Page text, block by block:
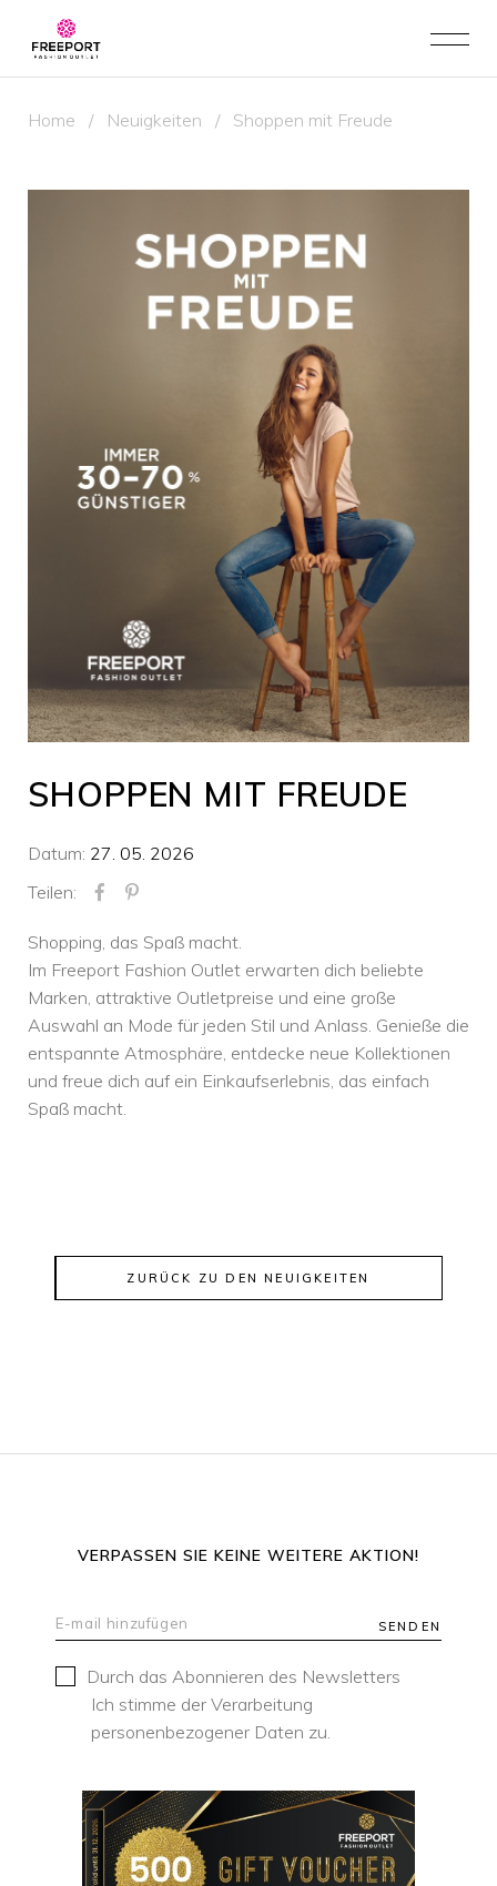
Home / Neuigkeiten / Shoppen mit Freude
SHOPPEN MIT FREUDE
Datum: 27. 05. 2026
Teilen:
Shopping, das Spaß macht.
Im Freeport Fashion Outlet erwarten dich beliebte
Marken, attraktive Outletpreise und eine große
Auswahl an Mode für jeden Stil und Anlass. Genieße die
entspannte Atmosphäre, entdecke neue Kollektionen
und freue dich auf ein Einkaufserlebnis, das einfach
Spaß macht.
ZURÜCK ZU DEN NEUIGKEITEN
VERPASSEN SIE KEINE WEITERE AKTION!
SENDEN
Durch das Abonnieren des Newsletters
Ich stimme der Verarbeitung
personenbezogener Daten zu.